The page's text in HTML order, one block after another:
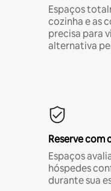
Espaços
cozinha e as
precisa para
alternativa
Reserve com
Espaços
hóspedes
durante sua